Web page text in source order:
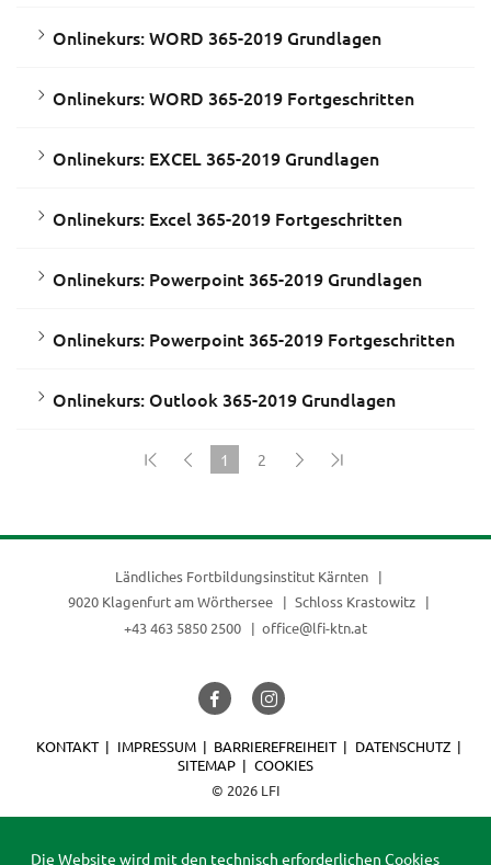
Onlinekurs: WORD 365-2019 Grundlagen
Onlinekurs: WORD 365-2019 Fortgeschritten
Onlinekurs: EXCEL 365-2019 Grundlagen
Onlinekurs: Excel 365-2019 Fortgeschritten
Onlinekurs: Powerpoint 365-2019 Grundlagen
Onlinekurs: Powerpoint 365-2019 Fortgeschritten
Onlinekurs: Outlook 365-2019 Grundlagen
1
2
Ländliches Fortbildungsinstitut Kärnten
9020 Klagenfurt am Wörthersee
Schloss Krastowitz
+43 463 5850 2500
office@lfi-ktn.at
© 2026 LFI
KONTAKT IMPRESSUM BARRIEREFREIHEIT
DATENSCHUTZ
SITEMAP
COOKIES
Die Website wird mit den technisch erforderlichen Cookies